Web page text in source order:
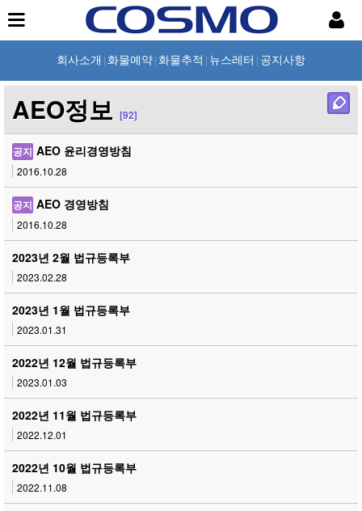
회사소개 화물예약 화물추적 뉴스레터 공지사항
AEO정보 [92]
공지 AEO 윤리경영방침
2016.10.28
공지 AEO 경영방침
2016.10.28
2023년 2월 법규등록부
2023.02.28
2023년 1월 법규등록부
2023.01.31
2022년 12월 법규등록부
2023.01.03
2022년 11월 법규등록부
2022.12.01
2022년 10월 법규등록부
2022.11.08